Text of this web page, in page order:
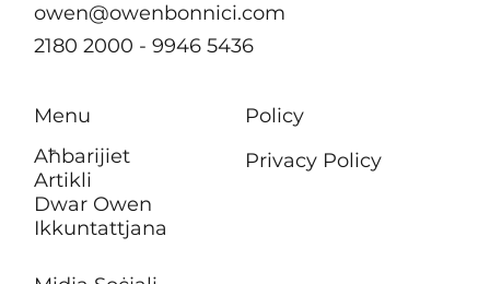
owen@owenbonnici.com
2180 2000 - 9946 5436
Menu
Aħbarijiet
Artikli
Dwar Owen
Ikkuntattjana
Policy
Privacy Policy